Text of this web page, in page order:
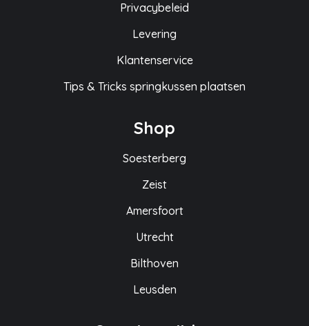
Privacybeleid
Levering
Klantenservice
Tips & Tricks springkussen plaatsen
Shop
Soesterberg
Zeist
Amersfoort
Utrecht
Bilthoven
Leusden